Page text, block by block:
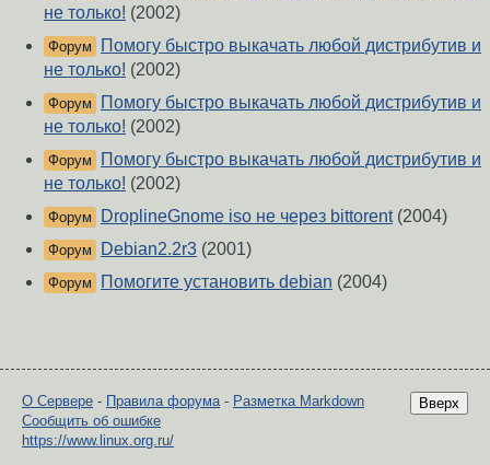
не только! (2002)
Форум
Помогу быстро выкачать любой дистрибутив и
не только! (2002)
Форум
Помогу быстро выкачать любой дистрибутив и
не только! (2002)
Форум
Помогу быстро выкачать любой дистрибутив и
не только! (2002)
Форум DroplineGnome iso не через bittorent(2004)
Форум Debian2.2r3 (2001)
Форум Помогите установить debian (2004)
Вверх
О Сервере - Правила форума- Разметка Markdown
Сообщить об ошибке
https://www.linux.org.ru/